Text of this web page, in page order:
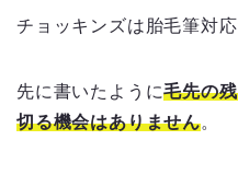
チョッキンズは胎毛筆対応
先に書いたように毛先の
切る機会はありません。